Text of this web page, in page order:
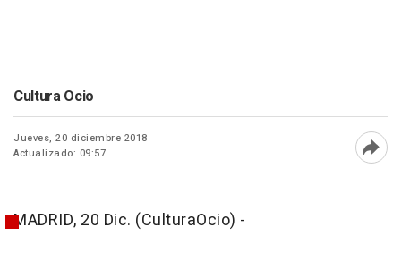
Cultura Ocio
Jueves, 20 diciembre 2018
Actualizado: 09:57
MADRID, 20 Dic. (CulturaOcio) -